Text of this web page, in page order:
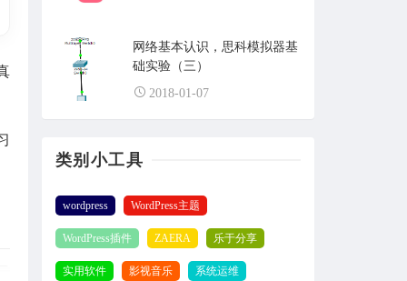
网络基本认识，思科模拟器基
础实验（三）
2018-01-07
类别小工具
wordpress WordPress主题
WordPress插件 ZAERA 乐于分享
实用软件 影视音乐 系统运维